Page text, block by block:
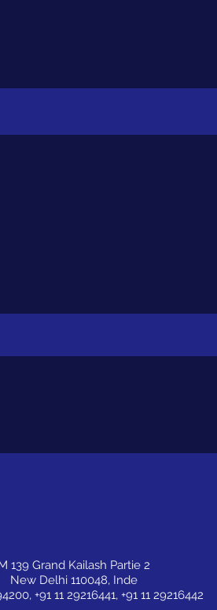
139 Grand Kailash Partie 2
New Delhi 110048, Inde
+91 11 29216441, +91 11 29216442